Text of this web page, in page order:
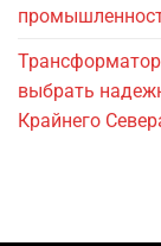
выбрать
Крайнего